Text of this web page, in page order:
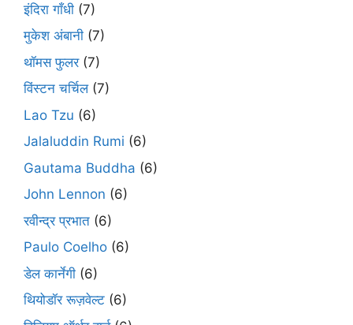
इंदिरा गाँधी (7)
मुकेश अंबानी (7)
थॉमस फुलर(7)
विंस्टन चर्चिल(7)
Lao Tzu (6)
Jalaluddin Rumi (6)
Gautama Buddha (6)
John Lennon (6)
रवीन्द्र प्रभात (6)
Paulo Coelho (6)
डेल कार्नेगी (6)
थियोडॉर रूज़वेल्ट (6)